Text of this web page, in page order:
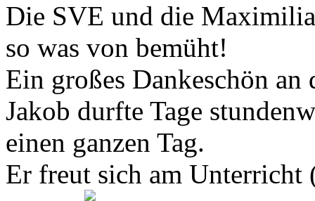
Die SVE und die
so was von bemüht!
Ein großes Dankeschön an
Jakob durfte Tage
einen ganzen Tag.
Er freut sich am Unterricht